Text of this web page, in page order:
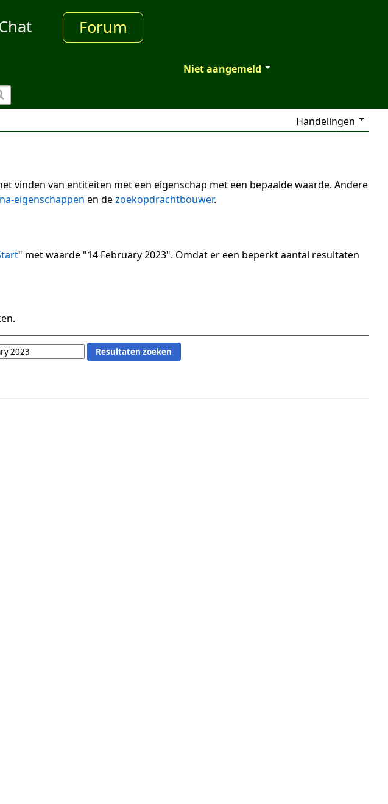
Forum
Niet aangemeld
Handelingen
vinden van entiteiten met een eigenschap met een bepaalde waarde. Andere
eigenschappen en dezoekopdrachtbouwer.
" met waarde "14 February 2023". Omdat er een beperkt aantal resultaten